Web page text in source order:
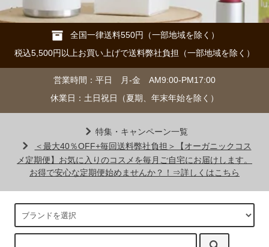
全国一律送料550円（一部地域を除く）
税込5,500円以上お買い上げで送料弊社負担（一部地域を除く）
営業時間：平日 月-金 AM9:00-PM17:00
休業日：土日祝日（夏期、年末年始を除く）
特集・キャンペーン一覧
＜最大40％OFF+毎回送料弊社負担＞【オーガニックコス
メ定期便】お気に入りのコスメを毎月ご自宅にお届けします。
お得で安心な定期便始めませんか？！⇒詳しくはこちら